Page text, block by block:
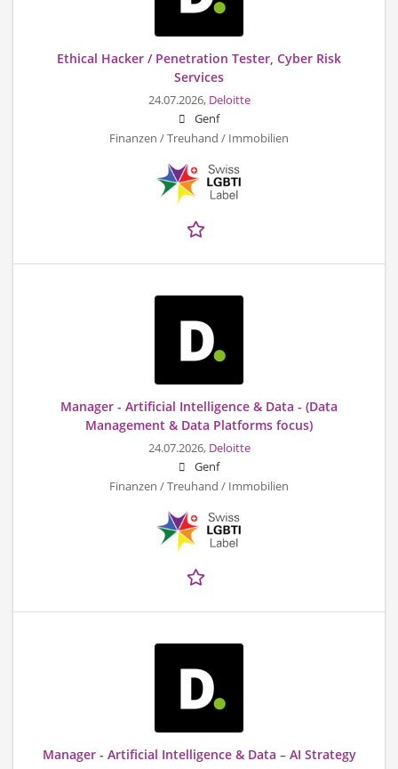
Ethical Hacker / Penetration Tester, Cyber Risk
Services
24.07.2026, Deloitte
Genf
Finanzen / Treuhand / Immobilien
Manager - Artificial Intelligence & Data - (Data
Management & Data Platforms focus)
24.07.2026, Deloitte
Genf
Finanzen / Treuhand / Immobilien
Manager - Artificial Intelligence & Data – AI Strategy